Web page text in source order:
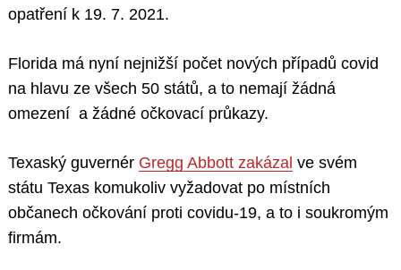
opatření k 19. 7. 2021.
Florida má nyní nejnižší počet nových případů covid
na hlavu ze všech 50 států, a to nemají žádná
omezení a žádné očkovací průkazy.
Texaský guvernér Gregg Abbott zakázal ve svém
státu Texas komukoliv vyžadovat po místních
občanech očkování proti covidu-19, a to i soukromým
firmám.